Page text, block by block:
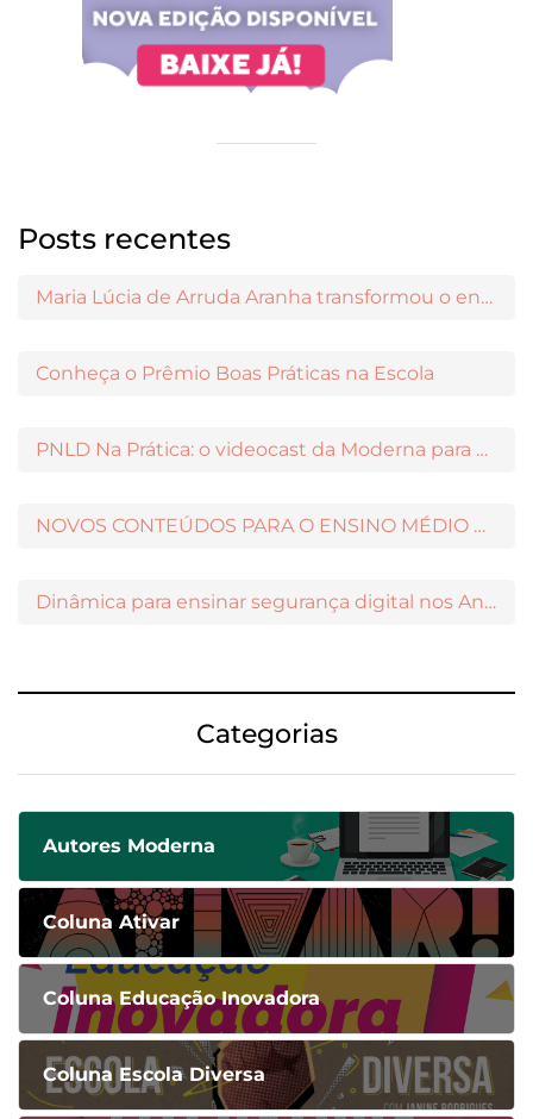
Posts recentes
Maria Lúcia de Arruda Aranha transformou o ensino de Filosofia no Brasil
Conheça o Prêmio Boas Práticas na Escola
PNLD Na Prática: o videocast da Moderna para apoiar a escolha das obras aprovadas
NOVOS CONTEÚDOS PARA O ENSINO MÉDIO DISPONÍVEIS NO MODERNAMIGOS
Dinâmica para ensinar segurança digital nos Anos Iniciais
Categorias
Autores Moderna
Coluna Ativar
Coluna Educação Inovadora
Coluna Escola Diversa